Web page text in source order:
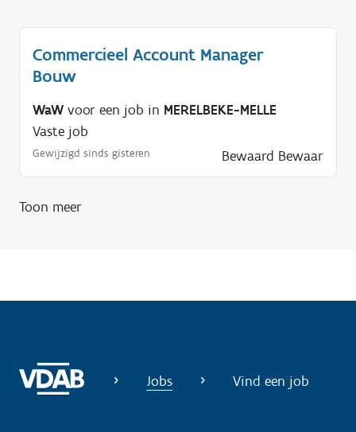
Commercieel Account Manager
Bouw
WaW voor een job in MERELBEKE-MELLE
Vaste job
Gewijzigd sinds gisteren Bewaard Bewaar
Toon meer
Jobs Vind een job